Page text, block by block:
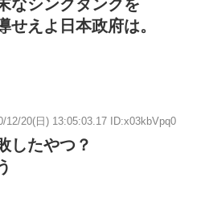
なシンクタンクを
せえよ日本政府は。
12/20(日) 13:05:03.17 ID:x03kbVpq0
したやつ？